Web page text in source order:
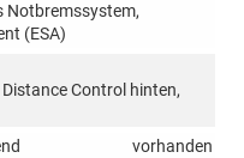
Notbremssystem,
(ESA)
Control hinten,
vorhanden